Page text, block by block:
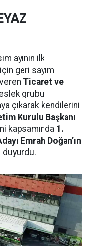
ayının ilk
geri sayım
Ticaret ve
grubu
çıkarak kendilerini
Kurulu Başkanı
kapsamında 1.
Emrah Doğan’ın
duyurdu.